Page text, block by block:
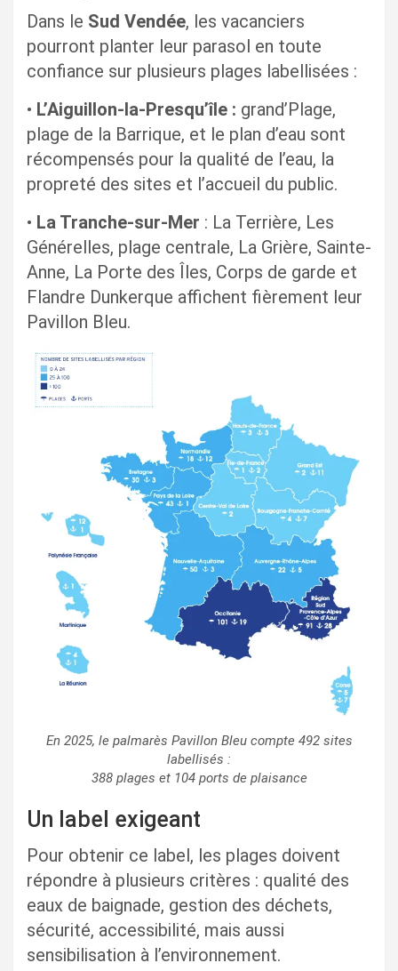
Dans le Sud Vendée, les vacanciers
pourront planter leur parasol en toute
confiance sur plusieurs plages labellisées :
• L’Aiguillon-la-Presqu’île : grand’Plage,
plage de la Barrique, et le plan d’eau sont
récompensés pour la qualité de l’eau, la
propreté des sites et l’accueil du public.
• La Tranche-sur-Mer : La Terrière, Les
Générelles, plage centrale, La Grière, Sainte-
Anne, La Porte des Îles, Corps de garde et
Flandre Dunkerque affichent fièrement leur
Pavillon Bleu.
En 2025, le palmarès Pavillon Bleu compte 492 sites
labellisés :
388 plages et 104 ports de plaisance
Un label exigeant
Pour obtenir ce label, les plages doivent
répondre à plusieurs critères : qualité des
eaux de baignade, gestion des déchets,
sécurité, accessibilité, mais aussi
sensibilisation à l’environnement.